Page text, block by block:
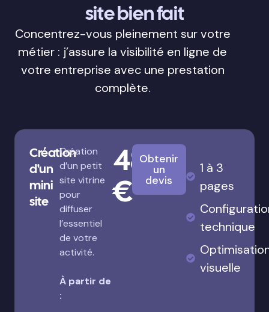
site bien fait
Concentrez-vous pleinement sur votre
métier : j’assure la visibilité en ligne de
votre entreprise avec une prestation
complète.
Création
d'un
mini
site
Création
d’un petit
site vitrine
pour
diffuser
l’essentiel
de votre
activité.
À partir de
:
480
€
Obtenir
un
devis
1 à 3
pages
technique
visuelle